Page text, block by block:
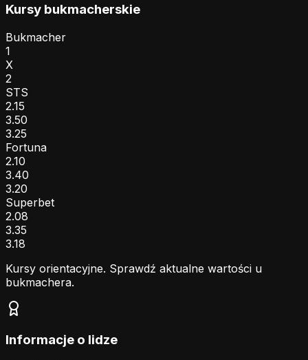
Kursy bukmacherskie
Bukmacher
1
X
2
STS
2.15
3.50
3.25
Fortuna
2.10
3.40
3.20
Superbet
2.08
3.35
3.18
Kursy orientacyjne. Sprawdź aktualne wartości u
bukmachera.
Informacje o lidze